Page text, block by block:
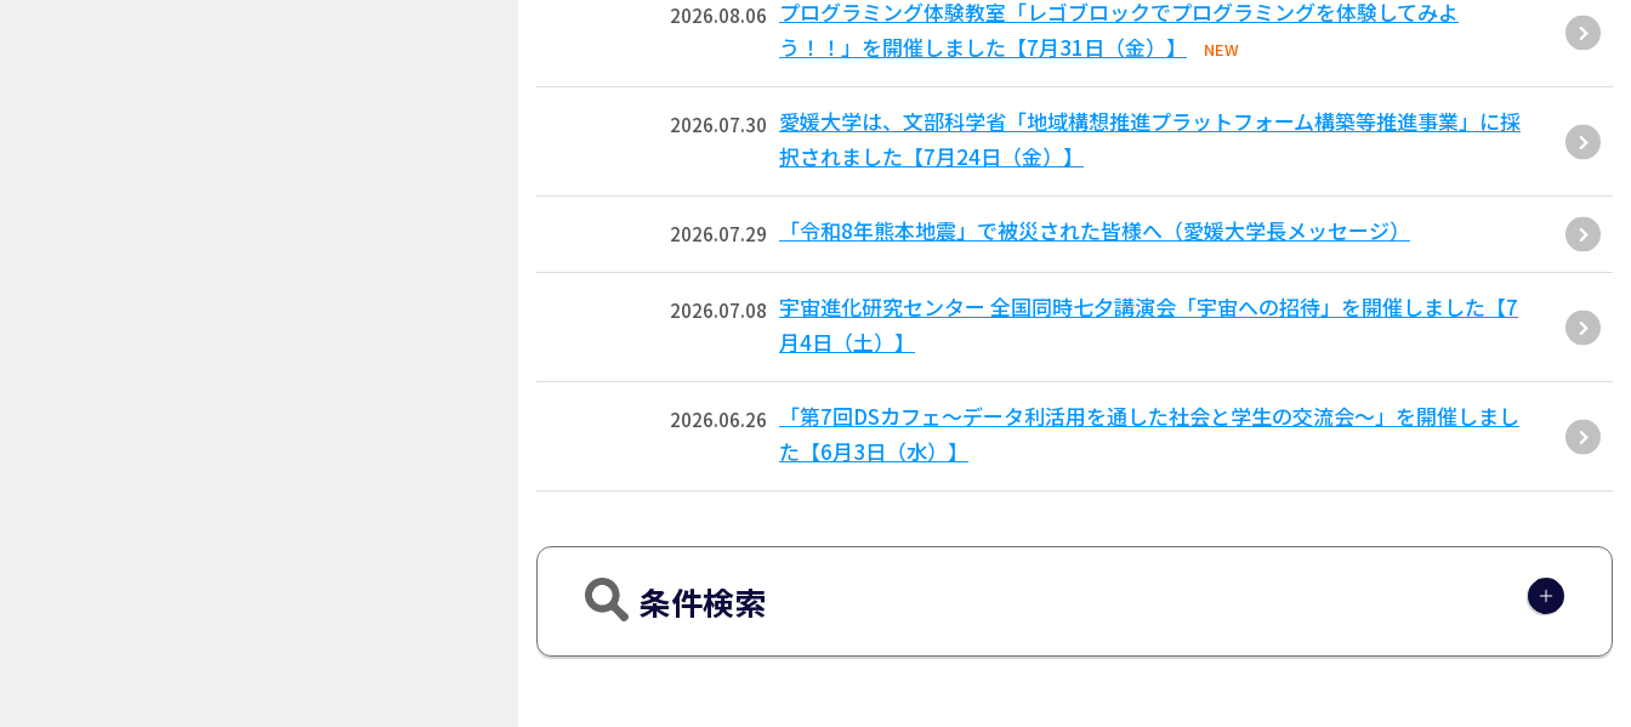
2026.08.06
プログラミング体験教室「レゴブロックでプログラミングを体験してみよ
う！！」を開催しました【7月31日（金）】
NEW
2026.07.30 愛媛大学は、文部科学省「地域構想推進プラットフォーム構築等推進事業」に採
択されました【7月24日（金）】
2026.07.29 「令和8年熊本地震」で被災された皆様へ（愛媛大学長メッセージ）
2026.07.08 宇宙進化研究センター 全国同時七夕講演会「宇宙への招待」を開催しました【7
月4日（土）】
2026.06.26
「第7回DSカフェ〜データ利活用を通した社会と学生の交流会〜」を開催しまし
た【6月3日（水）】
条件検索